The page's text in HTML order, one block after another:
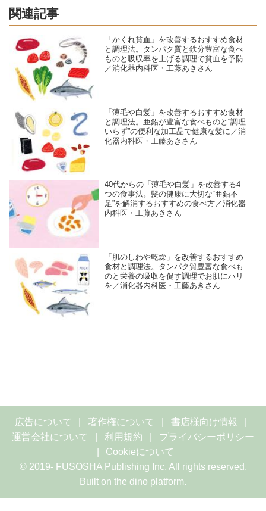
関連記事
「かくれ貧血」を改善するおすすめ食材
と調理法。タンパク質と鉄分豊富な食べ
ものと吸収率を上げる調理で貧血を予防
／消化器内科医・工藤あきさん
「薄毛や白髪」を改善するおすすめ食材
と調理法。亜鉛が豊富な食べものと“調理
いらず”の便利な加工品で健康な髪に／消
化器内科医・工藤あきさん
40代からの「薄毛や白髪」を改善する4
つの食事法。髪の健康に大切な“亜鉛不
足”を解消するおすすめの食べ方／消化器
内科医・工藤あきさん
「肌のしわや乾燥」を改善するおすすめ
食材と調理法。タンパク質豊富な食べも
のと栄養の吸収を促す調理でお肌にハリ
を／消化器内科医・工藤あきさん
広告について 著作権について
書店様向け情報
運営会社について
利用規約
プライバシーポリシー
Cookieについて
© 2019- FUSOSHA Publishing Inc. All rights reserved.
Built on the dino platform.